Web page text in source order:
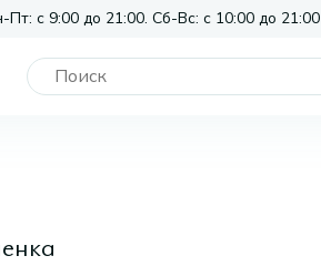
Пт: с 9:00 до 21:00. Сб-Вс: с 10:00 до 21:00